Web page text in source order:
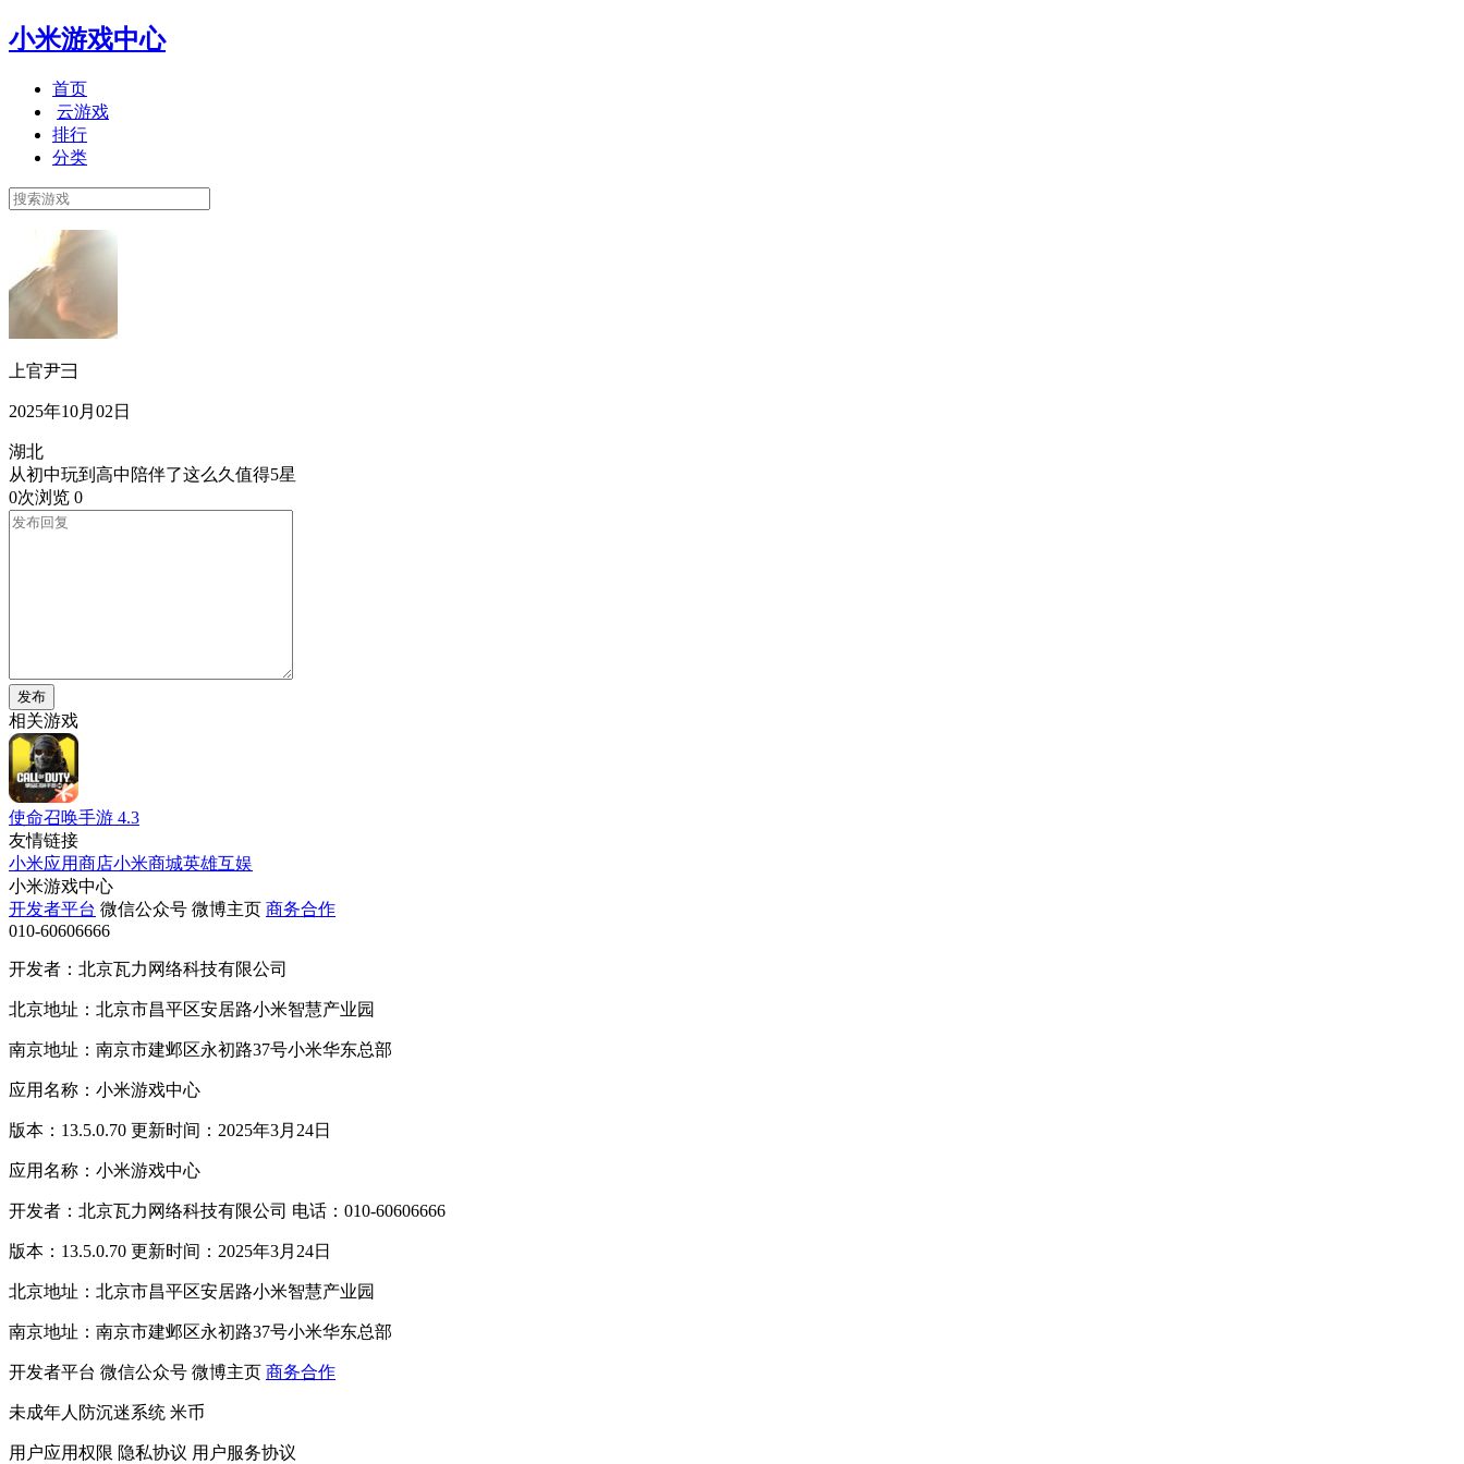
小米游戏中心
首页
云游戏
排行
分类
上官尹彐
2025年10月02日
湖北
从初中玩到高中陪伴了这么久值得5星
0次浏览 0
发布
相关游戏
使命召唤手游 4.3
友情链接
小米应用商店小米商城英雄互娱
小米游戏中心
开发者平台 微信公众号 微博主页 商务合作
010-60606666
开发者：北京瓦力网络科技有限公司
北京地址：北京市昌平区安居路小米智慧产业园
南京地址：南京市建邺区永初路37号小米华东总部
应用名称：小米游戏中心
版本：13.5.0.70 更新时间：2025年3月24日
应用名称：小米游戏中心
开发者：北京瓦力网络科技有限公司 电话：010-60606666
版本：13.5.0.70 更新时间：2025年3月24日
北京地址：北京市昌平区安居路小米智慧产业园
南京地址：南京市建邺区永初路37号小米华东总部
开发者平台 微信公众号 微博主页 商务合作
未成年人防沉迷系统 米币
用户应用权限 隐私协议 用户服务协议